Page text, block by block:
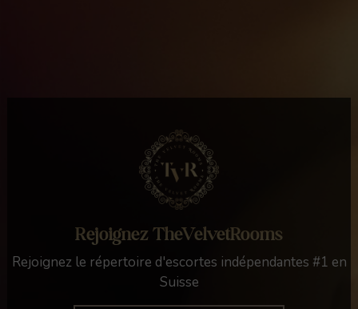
Rejoignez TheVelvetRooms
Rejoignez le répertoire d'escortes indépendantes #1 en
Suisse